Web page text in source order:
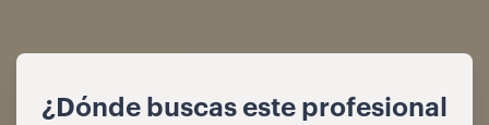
¿Dónde buscas este profesional